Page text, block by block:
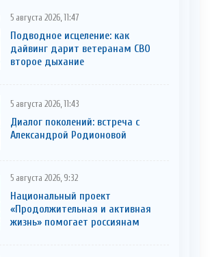
5 августа 2026, 11:47
Подводное исцеление: как
дайвинг дарит ветеранам СВО
второе дыхание
5 августа 2026, 11:43
Диалог поколений: встреча с
Александрой Родионовой
5 августа 2026, 9:32
Национальный проект
«Продолжительная и активная
жизнь» помогает россиянам